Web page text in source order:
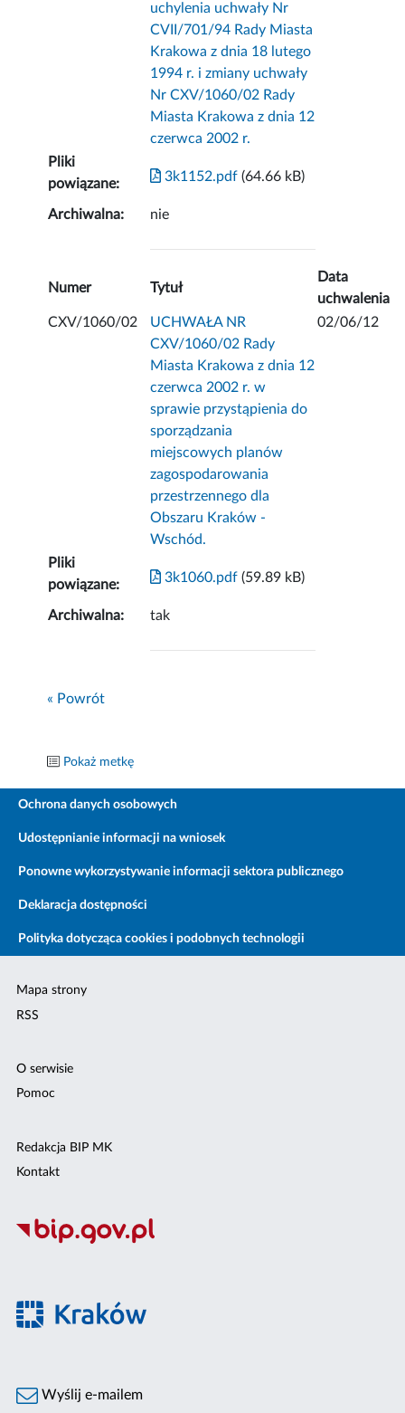
uchylenia uchwały Nr
CVII/701/94 Rady Miasta
Krakowa z dnia 18 lutego
1994 r. i zmiany uchwały
Nr CXV/1060/02 Rady
Miasta Krakowa z dnia 12
czerwca 2002 r.
Pliki
powiązane:
3k1152.pdf (64.66 kB)
Archiwalna: nie
Numer Tytuł
Data
uchwalenia
CXV/1060/02
UCHWAŁA NR
CXV/1060/02 Rady
Miasta Krakowa z dnia 12
czerwca 2002 r. w
sprawie przystąpienia do
sporządzania
miejscowych planów
zagospodarowania
przestrzennego dla
Obszaru Kraków -
Wschód.
02/06/12
Pliki
powiązane:
3k1060.pdf (59.89 kB)
Archiwalna: tak
« Powrót
Pokaż metkę
Ochrona danych osobowych
Udostępnianie informacji na wniosek
Ponowne wykorzystywanie informacji sektora publicznego
Deklaracja dostępności
Polityka dotycząca cookies i podobnych technologii
Mapa strony
RSS
O serwisie
Pomoc
Redakcja BIP MK
Kontakt
Wyślij e-mailem